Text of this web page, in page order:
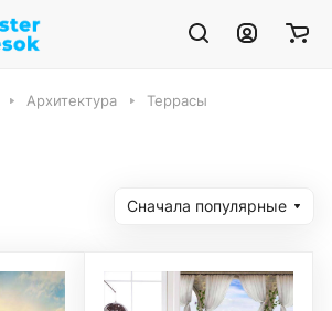
Архитектура Террасы
Сначала популярные